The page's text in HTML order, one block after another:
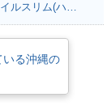
あやちゃんさん:ＦＬＳ ソフテイルスリム(ハーレーダビッドソン)
いる沖縄の